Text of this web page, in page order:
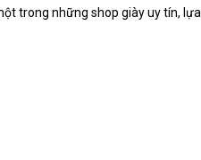
trong những shop giày uy tín, lựa